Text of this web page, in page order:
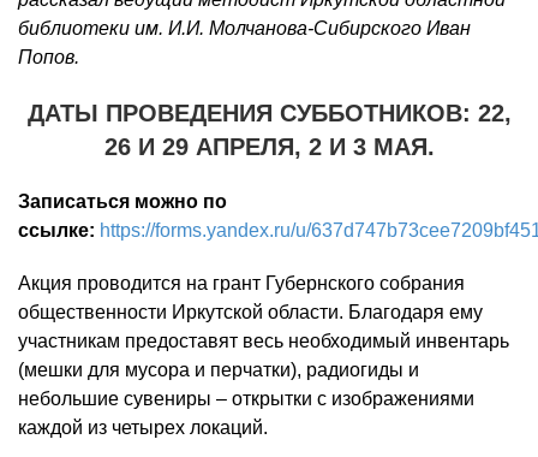
библиотеки им. И.И. Молчанова-Сибирского Иван
Попов.
ДАТЫ ПРОВЕДЕНИЯ СУББОТНИКОВ: 22,
26 И 29 АПРЕЛЯ, 2 И 3 МАЯ.
Записаться можно по
ссылке: https://forms.yandex.ru/u/
Акция проводится на грант Губернского собрания
общественности Иркутской области. Благодаря ему
участникам предоставят весь необходимый инвентарь
(мешки для мусора и перчатки), радиогиды и
небольшие сувениры – открытки с изображениями
каждой из четырех локаций.